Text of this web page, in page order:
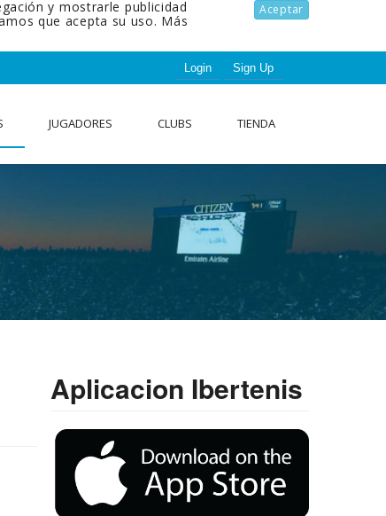
Aceptar
y mostrarle publicidad
que acepta su uso. Más
Login Sign Up
JUGADORES CLUBS TIENDA
Aplicacion Ibertenis